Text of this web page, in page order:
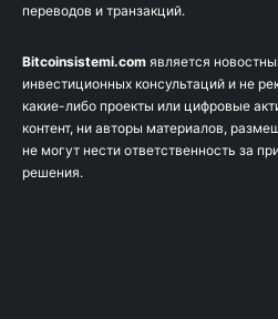
переводов и транзакций.
Bitcoinsistemi.com является
инвестиционных консультаций и не
какие-либо проекты или цифровые
контент, ни авторы материалов,
не могут нести ответственность за
решения.